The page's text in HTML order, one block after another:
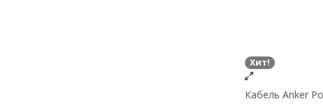
Хит!
Кабель Anker